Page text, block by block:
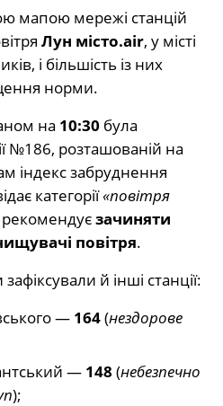
мапою мережі станцій
Лун місто.air, у місті
і більшість із них
норми.
на 10:30 була
№186, розташованій на
індекс забруднення
категорії«повітря
зачиняти
повітря.
й інші станції:
— 164(нездорове
— 148 (небезпечно
);